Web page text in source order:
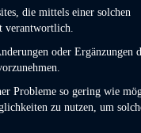
die mittels einer solchen
verantwortlich.
oder Ergänzungen
Probleme so gering wie
zu nutzen, um